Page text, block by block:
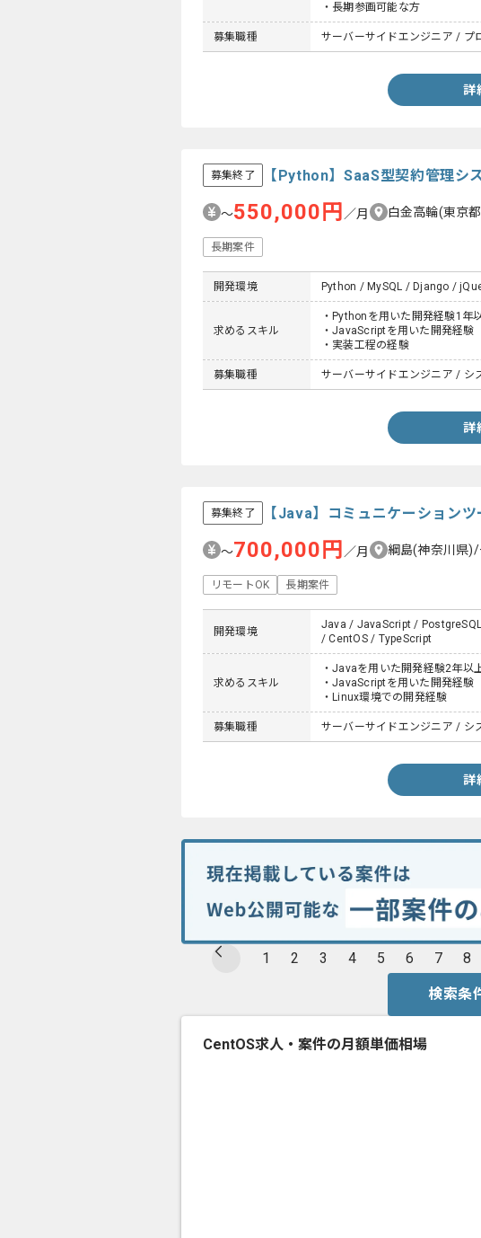
・長期参画可能な方
募集職種 サーバーサイドエンジニア / プ
詳
募集終了 【Python】SaaS型契約管理シ
〜550,000円 ／月 白金高輪(東京
長期案件
開発環境 Python / MySQL / Django /
求めるスキル
・Pythonを用いた開発経験1年
・JavaScriptを用いた開発経験
・実装工程の経験
募集職種 サーバーサイドエンジニア / シ
詳
募集終了 【Java】コミュニケーション
〜700,000円 ／月 綱島(神奈川県)/
リモートOK 長期案件
開発環境
Java / JavaScript /
/ CentOS / TypeScript
求めるスキル
・Javaを用いた開発経験2年以
・JavaScriptを用いた開発経験
・Linux環境での開発経験
募集職種 サーバーサイドエンジニア / シ
詳
1 2 3 4 5 6 7 8
検索条
CentOS求人・案件の月額単価相場